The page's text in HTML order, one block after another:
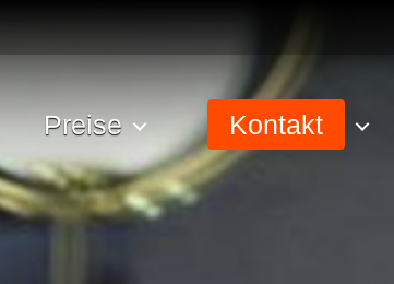
Preise Kontakt